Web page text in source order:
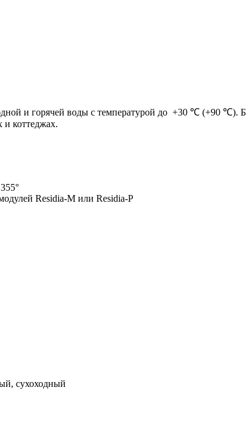
и горячей воды с температурой до +30 ℃ (+90 ℃).
и коттеджах.
Residia-М или Residia-P
сухоходный